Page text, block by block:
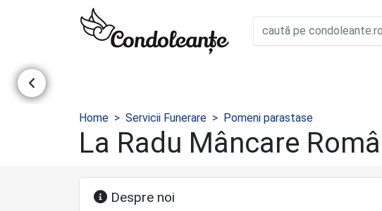
Home Servicii Funerare Pomeni parastase
La Radu Mâncare
Despre noi